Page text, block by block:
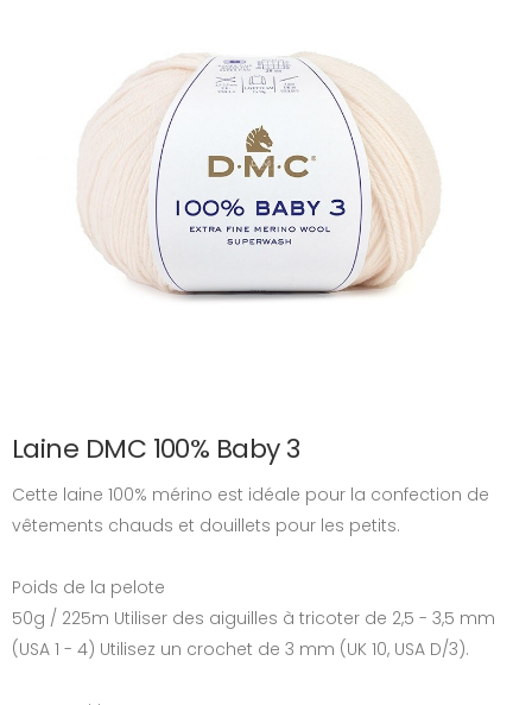
Laine DMC 100% Baby 3
Cette laine 100% mérino est idéale pour la confection de
vêtements chauds et douillets pour les petits.
Poids de la pelote
50g / 225m Utiliser des aiguilles à tricoter de 2,5 - 3,5 mm
(USA 1 - 4) Utilisez un crochet de 3 mm (UK 10, USA D/3).